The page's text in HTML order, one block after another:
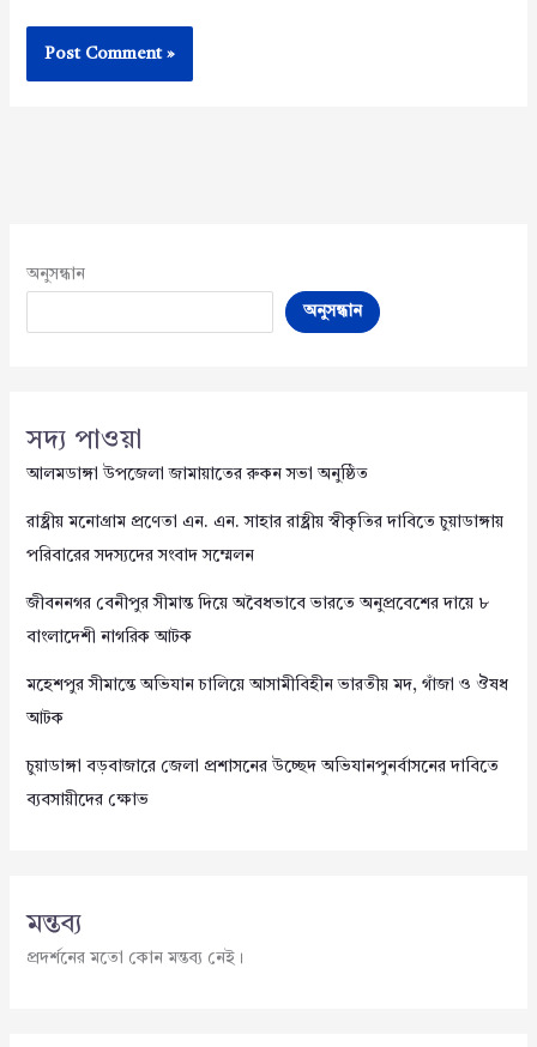
অনুসন্ধান
অনুসন্ধান
সদ্য পাওয়া
আলমডাঙ্গা উপজেলা জামায়াতের রুকন সভা অনুষ্ঠিত
রাষ্ট্রীয় মনোগ্রাম প্রণেতা এন. এন. সাহার রাষ্ট্রীয় স্বীকৃতির দাবিতে চুয়াডাঙ্গায়
পরিবারের সদস্যদের সংবাদ সম্মেলন
জীবননগর বেনীপুর সীমান্ত দিয়ে অবৈধভাবে ভারতে অনুপ্রবেশের দায়ে ৮
বাংলাদেশী নাগরিক আটক
মহেশপুর সীমান্তে অভিযান চালিয়ে আসামীবিহীন ভারতীয় মদ, গাঁজা ও ঔষধ
আটক
চুয়াডাঙ্গা বড়বাজারে জেলা প্রশাসনের উচ্ছেদ অভিযানপুনর্বাসনের দাবিতে
ব্যবসায়ীদের ক্ষোভ
মন্তব্য
প্রদর্শনের মতো কোন মন্তব্য নেই।